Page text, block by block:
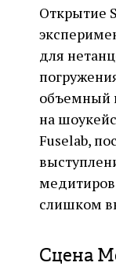
Открытие
для
объемный
на
Fuselab,
слишком
Сцена